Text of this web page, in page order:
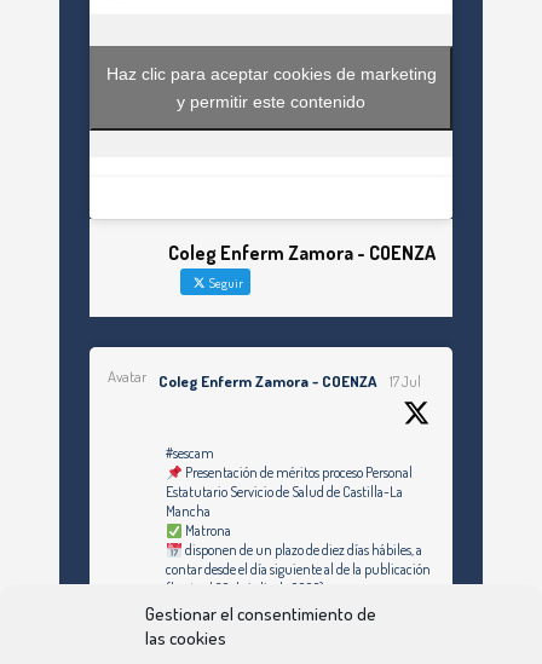
Gestionar el consentimiento de
las cookies
Haz clic para aceptar cookies de marketing
y permitir este contenido
Coleg Enferm Zamora - COENZA
Seguir
Avatar Coleg Enferm Zamora - COENZA 17 Jul
#sescam
Presentación de méritos proceso Personal
Estatutario Servicio de Salud de Castilla-La
Mancha
Matrona
disponen de un plazo de diez días hábiles, a
contar desde el día siguiente al de la publicación
(hasta el 30 de julio de 2026)
https://enfermeriazamora.com/enfermeria-y-
especialidades-personal-estatutario-servicio-